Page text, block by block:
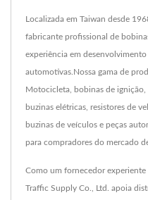
Localizada em Taiwan desde
fabricante profissional de
experiência em
automotivas.Nossa gama de
Motocicleta, bobinas de
buzinas elétricas, resistores de
buzinas de veículos e peças
para compradores do mercado
Como um fornecedor experiente
Traffic Supply Co., Ltd. apoia